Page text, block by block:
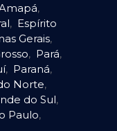
,
, Espírito
Gerais,
, Pará,
, Paraná,
Norte,
do Sul,
Paulo,